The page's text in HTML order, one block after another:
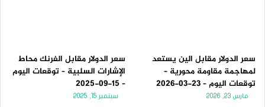
سعر الدولار مقابل الين يستعد
لمهاجمة مقاومة محورية –
توقعات اليوم – 23-03-2026
مارس 23, 2026
سعر الدولار مقابل الفرنك محاط
الإشارات السلبية – توقعات اليوم
– 15-09-2025
سبتمبر 15, 2025